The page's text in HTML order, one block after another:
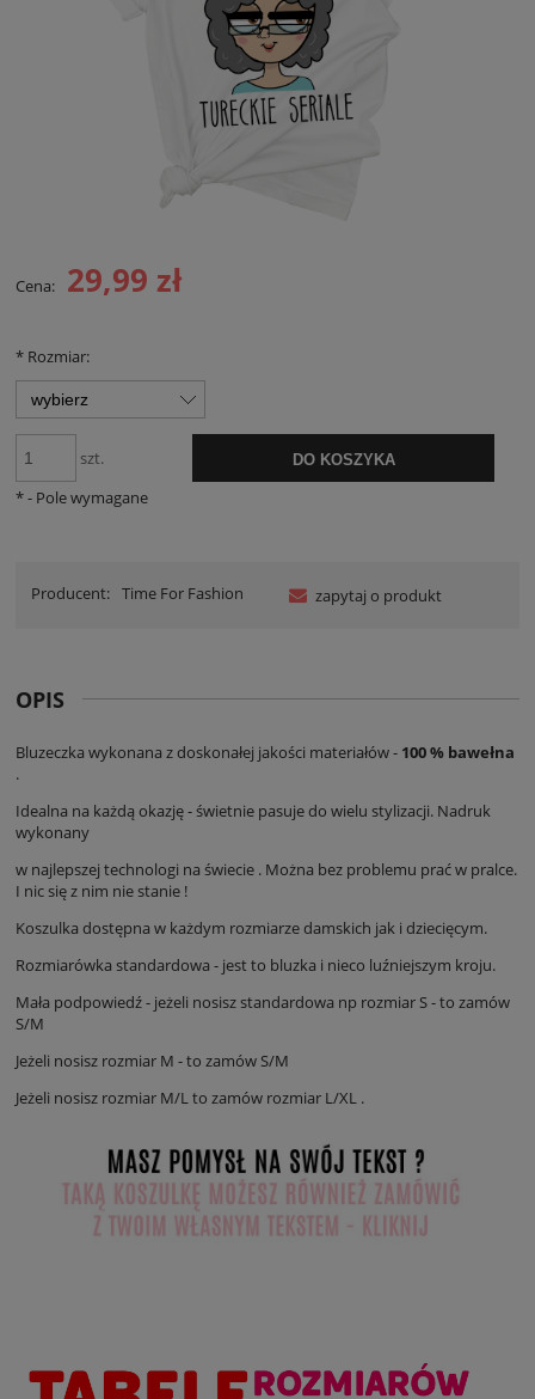
Cena: 29,99 zł
* Rozmiar:
szt. DO KOSZYKA
*- Pole wymagane
Producent: Time For Fashion zapytaj o produkt
OPIS
Bluzeczka wykonana z doskonałej jakości materiałów - 100 % bawełna
.
Idealna na każdą okazję - świetnie pasuje do wielu stylizacji. Nadruk
wykonany
w najlepszej technologi na świecie . Można bez problemu prać w pralce.
I nic się z nim nie stanie !
Koszulka dostępna w każdym rozmiarze damskich jak i dziecięcym.
Rozmiarówka standardowa - jest to bluzka i nieco luźniejszym kroju.
Mała podpowiedź - jeżeli nosisz standardowa np rozmiar S - to zamów
S/M
Jeżeli nosisz rozmiar M - to zamów S/M
Jeżeli nosisz rozmiar M/L to zamów rozmiar L/XL .